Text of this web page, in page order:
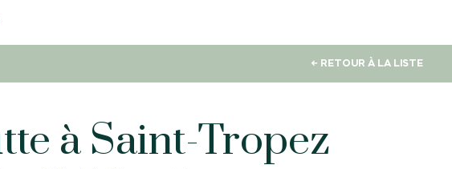
← RETOUR À LA LISTE
à Saint-Tropez